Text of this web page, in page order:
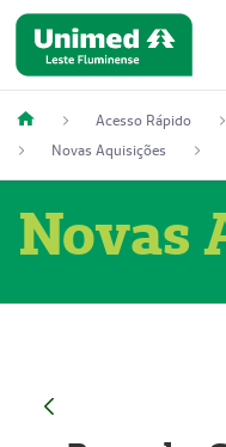
Acesso Rápido
Novas Aquisições
Novas